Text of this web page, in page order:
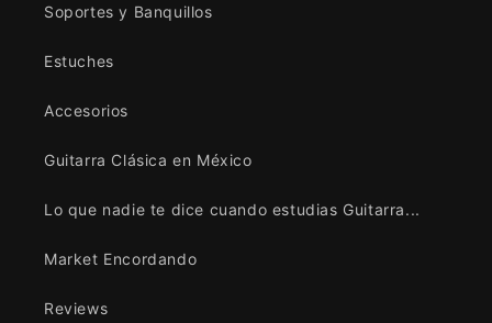
Soportes y Banquillos
Estuches
Accesorios
Guitarra Clásica en México
Lo que nadie te dice cuando estudias Guitarra...
Market Encordando
Reviews